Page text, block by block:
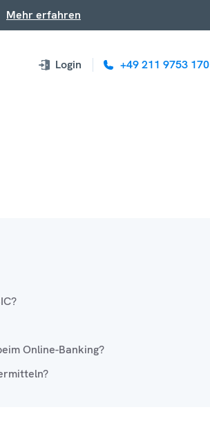
Mehr erfahren
Login +49 211 9753 170
Online-Banking?